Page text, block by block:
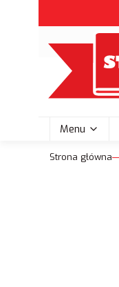
Menu
Strona główna